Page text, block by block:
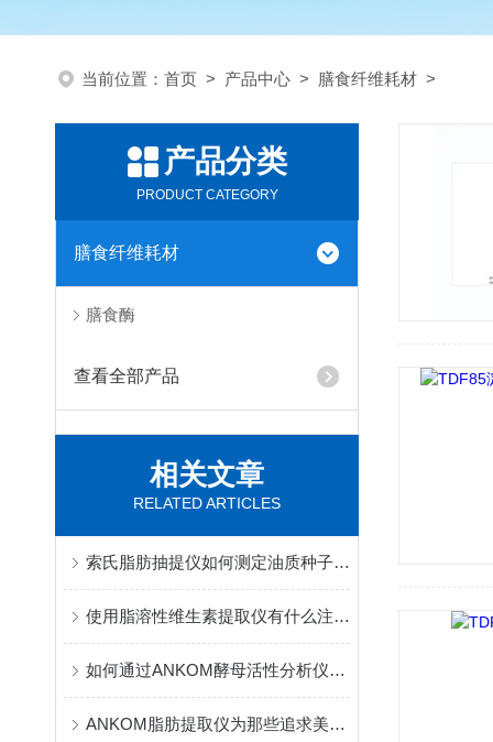
当前位置： 首页 > 产品中心 > 膳食纤维耗材 >
产品分类
PRODUCT CATEGORY
膳食纤维耗材
膳食酶
查看全部产品
相关文章
RELATED ARTICLES
索氏脂肪抽提仪如何测定油质种子含量的变化
使用脂溶性维生素提取仪有什么注意事项
如何通过ANKOM酵母活性分析仪提升面包口感？
ANKOM脂肪提取仪为那些追求美丽身材的人们带来了福音